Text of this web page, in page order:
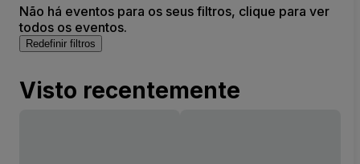
Não há eventos para os seus filtros, clique para ver
todos os eventos.
Redefinir filtros
Visto recentemente